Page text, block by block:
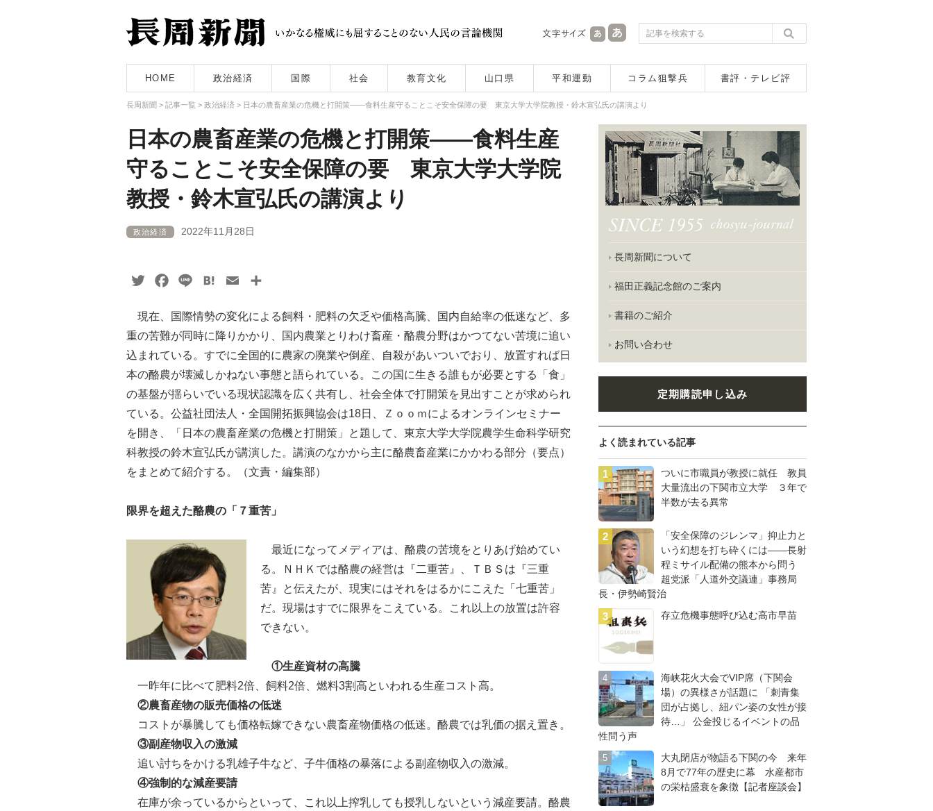
HOME 政治経済 国際 社会 教育文化 山口県 平和運動 コラム狙撃兵 書評・テレビ評
長周新聞 > 記事一覧 > 政治経済 > 日本の農畜産業の危機と打開策――食料生産守ることこそ安全保障の要 東京大学大学院教授・鈴木宣弘氏の講演より
日本の農畜産業の危機と打開策――食料生産
守ることこそ安全保障の要 東京大学大学院
教授・鈴木宣弘氏の講演より
政治経済 2022年11月28日
TwitterFacebook
Line HatenaEmail
現在、国際情勢の変化による飼料・肥料の欠乏や価格高騰、国内自給率の低迷など、多
重の苦難が同時に降りかかり、国内農業とりわけ畜産・酪農分野はかつてない苦境に追い
込まれている。すでに全国的に農家の廃業や倒産、自殺があいついでおり、放置すれば日
本の酪農が壊滅しかねない事態と語られている。この国に生きる誰もが必要とする「食」
の基盤が揺らいでいる現状認識を広く共有し、社会全体で打開策を見出すことが求められ
ている。公益社団法人・全国開拓振興協会は18日、Ｚｏｏｍによるオンラインセミナー
を開き、「日本の農畜産業の危機と打開策」と題して、東京大学大学院農学生命科学研究
科教授の鈴木宣弘氏が講演した。講演のなかから主に酪農畜産業にかかわる部分（要点）
をまとめて紹介する。（文責・編集部）
限界を超えた酪農の「７重苦」
最近になってメディアは、酪農の苦境をとりあげ始めてい
る。ＮＨＫでは酪農の経営は『二重苦』、ＴＢＳは『三重
苦』と伝えたが、現実にはそれをはるかにこえた「七重苦」
だ。現場はすでに限界をこえている。これ以上の放置は許容
できない。
①生産資材の高騰
一昨年に比べて肥料2倍、飼料2倍、燃料3割高といわれる生産コスト高。
②農畜産物の販売価格の低迷
コストが暴騰しても価格転嫁できない農畜産物価格の低迷。酪農では乳価の据え置き。
③副産物収入の激減
追い討ちをかける乳雄子牛など、子牛価格の暴落による副産物収入の激減。
④強制的な減産要請
在庫が余っているからといって、これ以上搾乳しても授乳しないという減産要請。酪農
長周新聞について
福田正義記念館のご案内
書籍のご紹介
お問い合わせ
定期購読申し込み
よく読まれている記事
ついに市職員が教授に就任 教員
大量流出の下関市立大学 ３年で
半数が去る異常
「安全保障のジレンマ」抑止力と
いう幻想を打ち砕くには――長射
程ミサイル配備の熊本から問う
超党派「人道外交議連」事務局
長・伊勢崎賢治
存立危機事態呼び込む高市早苗
海峡花火大会でVIP席（下関会
場）の異様さが話題に 「刺青集
団が占拠し、紐パン姿の女性が接
待…」 公金投じるイベントの品
性問う声
大丸閉店が物語る下関の今 来年
8月で77年の歴史に幕 水産都市
の栄枯盛衰を象徴【記者座談会】